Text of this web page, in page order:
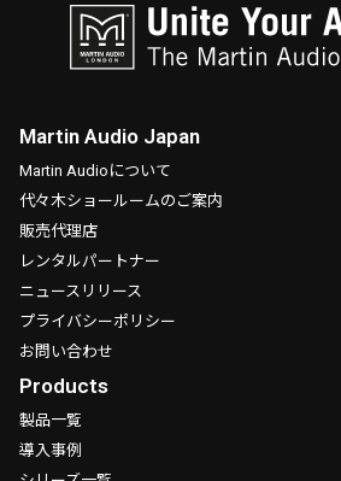
Martin Audio Japan
Martin Audioについて
代々木ショールームのご案内
販売代理店
レンタルパートナー
ニュースリリース
プライバシーポリシー
お問い合わせ
Products
製品一覧
導入事例